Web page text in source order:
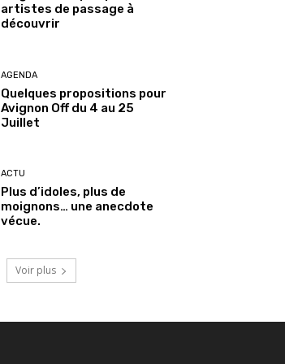
artistes de passage à
découvrir
AGENDA
Quelques propositions pour
Avignon Off du 4 au 25
Juillet
ACTU
Plus d’idoles, plus de
moignons… une anecdote
vécue.
Voir plus